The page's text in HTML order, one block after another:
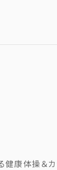
健康体操